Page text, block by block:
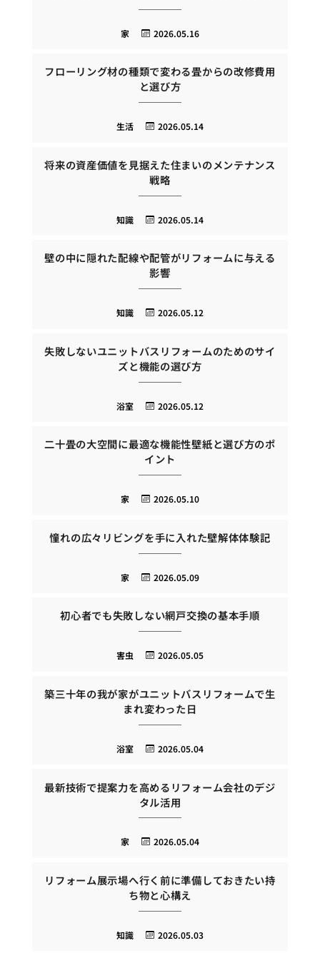
2026.05.16
家
フローリング材の種類で変わる畳からの改修費用
と選び方
2026.05.14
生活
将来の資産価値を見据えた住まいのメンテナンス
戦略
2026.05.14
知識
壁の中に隠れた配線や配管がリフォームに与える
影響
2026.05.12
知識
失敗しないユニットバスリフォームのためのサイ
ズと機能の選び方
2026.05.12
浴室
二十畳の大空間に最適な機能性壁紙と選び方のポ
イント
2026.05.10
家
憧れの広々リビングを手に入れた壁解体体験記
2026.05.09
家
初心者でも失敗しない網戸交換の基本手順
2026.05.05
害虫
築三十年の我が家がユニットバスリフォームで生
まれ変わった日
2026.05.04
浴室
最新技術で提案力を高めるリフォーム会社のデジ
タル活用
2026.05.04
家
リフォーム展示場へ行く前に準備しておきたい持
ち物と心構え
2026.05.03
知識